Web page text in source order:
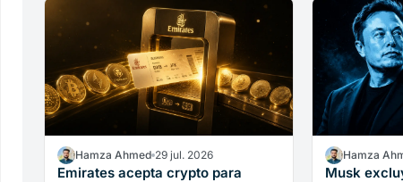
Hamza Ahmed 29 jul. 2026
Emirates acepta crypto para
Hamza
Musk